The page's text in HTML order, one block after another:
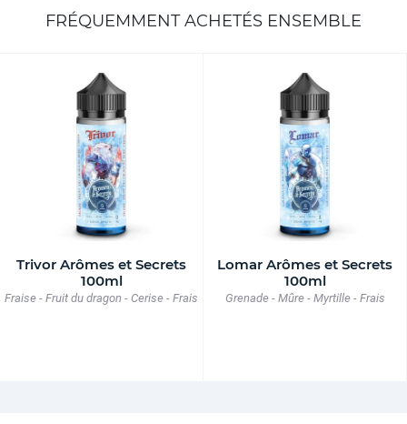
FRÉQUEMMENT ACHETÉS ENSEMBLE
Trivor Arômes et Secrets
100ml
Fraise - Fruit du dragon - Cerise - Frais
Lomar Arômes et Secrets
100ml
Grenade - Mûre - Myrtille - Frais